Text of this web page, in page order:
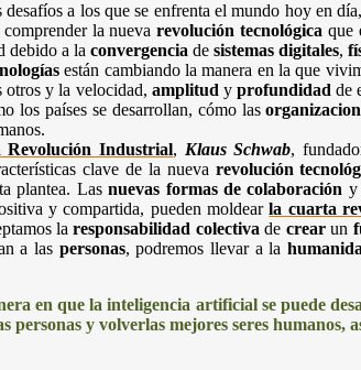
desafíos a los que se enfrenta el mundo hoy en
comprender la nuevarevolución tecnológica que
debido a laconvergencia desistemas digitales,
están cambiando la manera en la que
otros y la velocidad, amplitud y profundidad de
los países se desarrollan, cómo las
Industrial, Klaus Schwab,
clave de la nueva revolución
plantea. Lasnuevas formas de colaboración
y compartida, pueden moldearla cuarta
laresponsabilidad colectiva de crearun
a las personas, podremos llevar a la
en que la inteligencia artificial se puede
personas y volverlas mejores seres humanos,